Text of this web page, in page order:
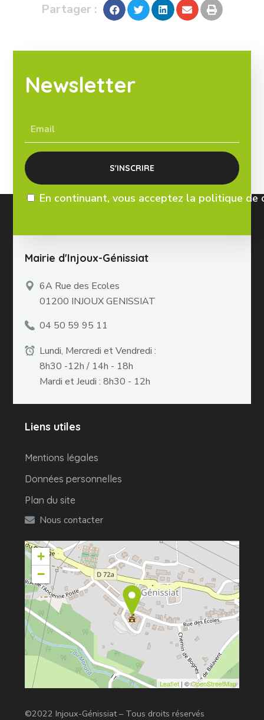
Partager :
Newsletter
En continuant, vous acceptez la politique
Mairie d'Injoux-Génissiat
6A Rue des Ecoles
01200 INJOUX GENISSIAT
04 50 59 95 11
Lundi, Mercredi et Vendredi :
8h30 -12h / 14h - 18h
Mardi et Jeudi : 8h30 - 12h
Liens utiles
Mentions légales
Données personnelles
Plan du site
Nous contacter
+
−
Leaflet| ©OpenStreetMap
©2022 Injoux-Génissiat – Tous droits réservés